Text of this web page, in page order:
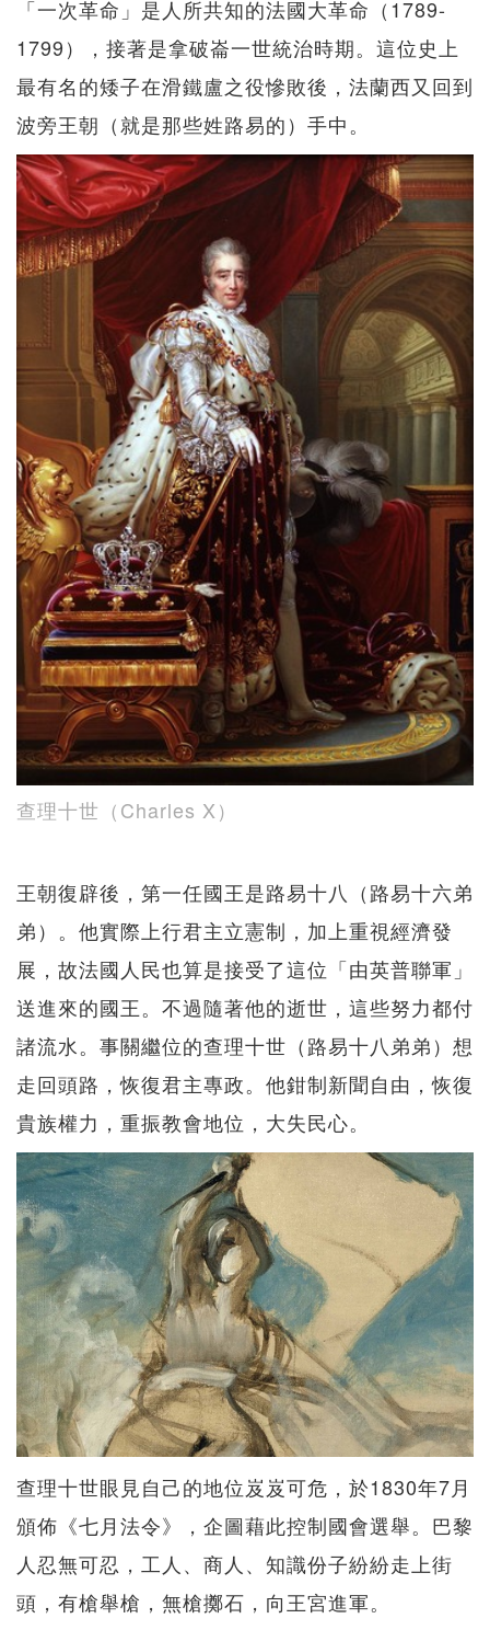
「一次革命」是人所共知的法國大革命（1789-
1799），接著是拿破崙一世統治時期。這位史上
最有名的矮子在滑鐵盧之役慘敗後，法蘭西又回到
波旁王朝（就是那些姓路易的）手中。
查理十世（Charles X）
王朝復辟後，第一任國王是路易十八（路易十六弟
弟）。他實際上行君主立憲制，加上重視經濟發
展，故法國人民也算是接受了這位「由英普聯軍」
送進來的國王。不過隨著他的逝世，這些努力都付
諸流水。事關繼位的查理十世（路易十八弟弟）想
走回頭路，恢復君主專政。他鉗制新聞自由，恢復
貴族權力，重振教會地位，大失民心。
查理十世眼見自己的地位岌岌可危，於1830年7月
頒佈《七月法令》，企圖藉此控制國會選舉。巴黎
人忍無可忍，工人、商人、知識份子紛紛走上街
頭，有槍舉槍，無槍擲石，向王宮進軍。